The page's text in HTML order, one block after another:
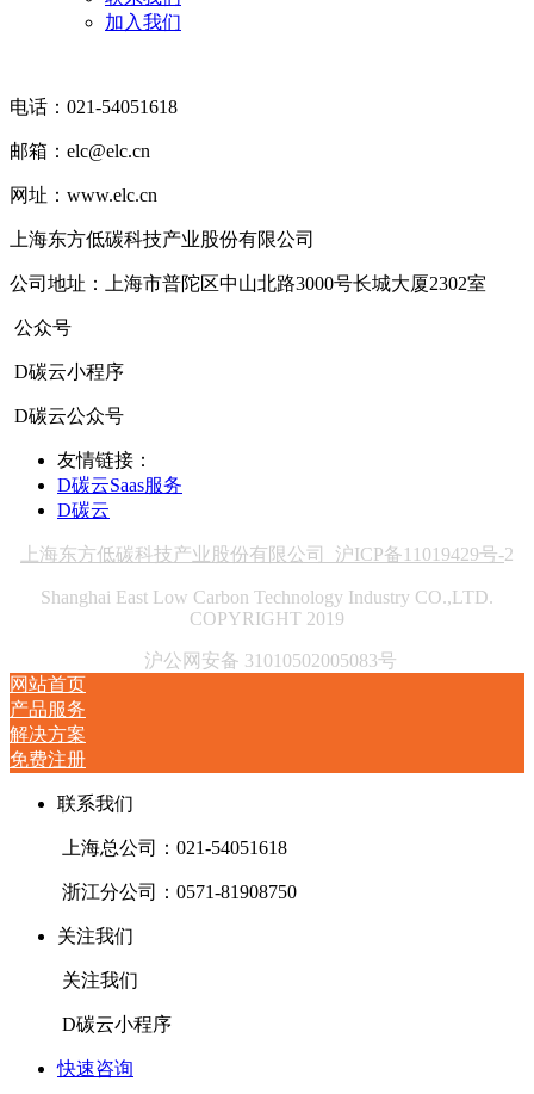
加入我们
电话：021-54051618
邮箱：elc@elc.cn
网址：www.elc.cn
上海东方低碳科技产业股份有限公司
公司地址：上海市普陀区中山北路3000号长城大厦2302室
公众号
D碳云小程序
D碳云公众号
友情链接：
D碳云Saas服务
D碳云
上海东方低碳科技产业股份有限公司 沪ICP备11019429号-2
Shanghai East Low Carbon Technology Industry CO.,LTD.
COPYRIGHT 2019
沪公网安备 31010502005083号
网站首页
产品服务
解决方案
免费注册
联系我们
上海总公司：021-54051618
浙江分公司：0571-81908750
关注我们
关注我们
D碳云小程序
快速咨询